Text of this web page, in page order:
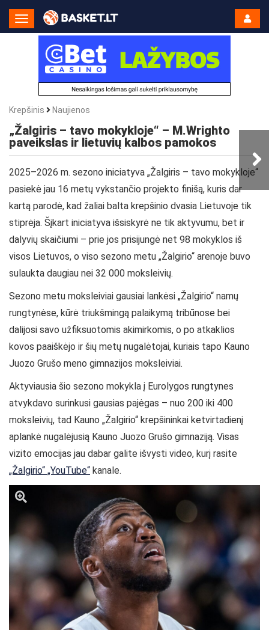
Toggle
Navigation
Krepšinis Naujienos
„Žalgiris – tavo mokykloje“ – M.Wrighto
paveikslas ir lietuvių kalbos pamokos
2025–2026 m. sezono iniciatyva „Žalgiris – tavo mokykloje“
pasiekė jau 16 metų vykstančio projekto finišą, kuris dar
kartą parodė, kad žaliai balta krepšinio dvasia Lietuvoje tik
stiprėja. Šįkart iniciatyva išsiskyrė ne tik aktyvumu, bet ir
dalyvių skaičiumi – prie jos prisijungė net 98 mokyklos iš
visos Lietuvos, o viso sezono metu „Žalgirio“ arenoje buvo
sulaukta daugiau nei 32 000 moksleivių.
Sezono metu moksleiviai gausiai lankėsi „Žalgirio“ namų
rungtynėse, kūrė triukšmingą palaikymą tribūnose bei
dalijosi savo užfiksuotomis akimirkomis, o po atkaklios
kovos paaiškėjo ir šių metų nugalėtojai, kuriais tapo Kauno
Juozo Grušo meno gimnazijos moksleiviai.
Aktyviausia šio sezono mokykla į Eurolygos rungtynes
atvykdavo surinkusi gausias pajėgas – nuo 200 iki 400
moksleivių, tad Kauno „Žalgirio“ krepšininkai ketvirtadienį
aplankė nugalėjusią Kauno Juozo Grušo gimnaziją. Visas
vizito emocijas jau dabar galite išvysti video, kurį rasite
„Žalgirio“ „YouTube“ kanale.